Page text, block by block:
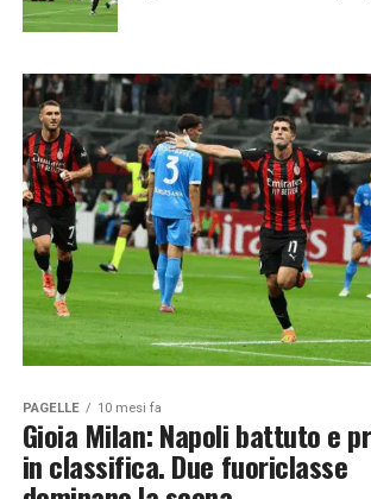
PAGELLE 10 mesi fa
Gioia Milan: Napoli battuto e
in classifica. Due fuoriclasse